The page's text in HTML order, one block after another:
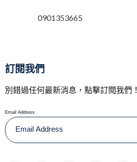
0901353665
訂閱我們
別錯過任何最新消息，點擊訂閱我們！
Email Address